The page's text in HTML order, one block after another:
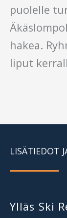
puolelle
hakea.
liput
LISÄTIEDOT
Ylläs Ski